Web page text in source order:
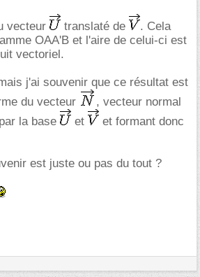
vecteur translaté de
. Cela
OAA'B et l'aire de celui-ci est
vectoriel.
j'ai souvenir que ce résultat est
du vecteur
, vecteur normal
la base
et
et formant donc
est juste ou pas du tout ?